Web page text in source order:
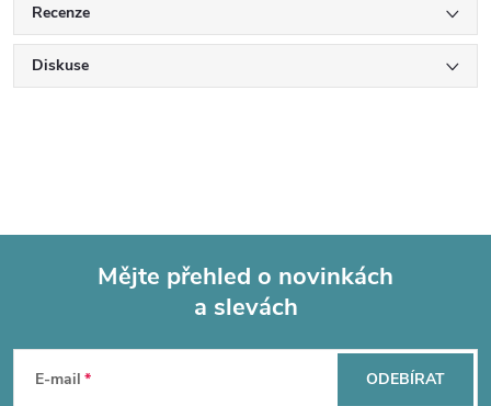
Recenze
Diskuse
Mějte přehled o novinkách
a slevách
E-mail ODEBÍRAT